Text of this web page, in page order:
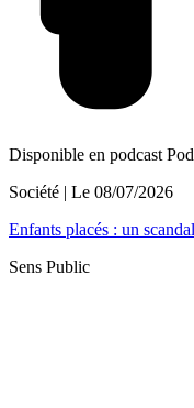
Disponible en podcast
Société | Le 08/07/2026
Enfants placés : un
Sens Public